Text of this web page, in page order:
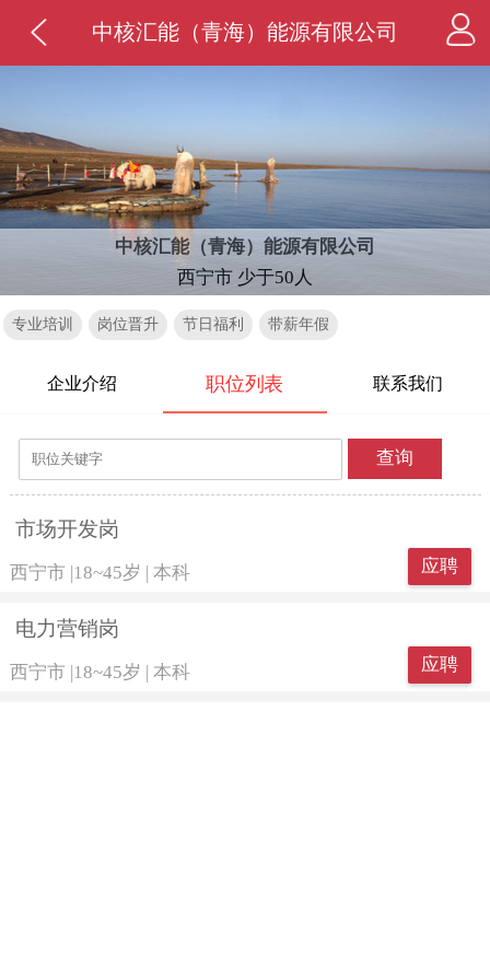
中核汇能（青海）能源有限公司
中核汇能（青海）能源有限公司
西宁市 少于50人
专业培训 岗位晋升 节日福利 带薪年假
企业介绍 职位列表 联系我们
查询
市场开发岗
西宁市 18~45岁 本科 应聘
电力营销岗
西宁市 |18~45岁 | 本科 应聘